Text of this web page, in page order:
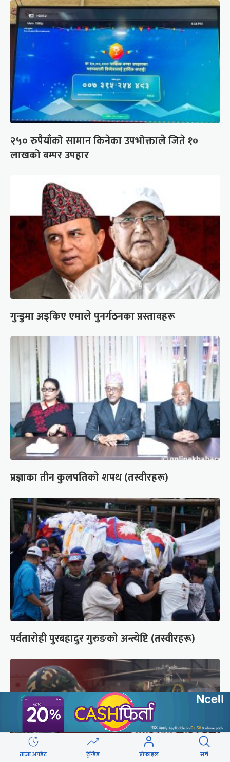
२५० रुपैयाँको सामान किनेका उपभोक्ताले जिते १०
लाखको बम्पर उपहार
गुन्डुमा अड्किए एमाले पुनर्गठनका प्रस्तावहरू
प्रज्ञाका तीन कुलपतिको शपथ (तस्वीरहरू)
पर्वतारोही पुरबहादुर गुरुङको अन्त्येष्टि (तस्वीरहरू)
ताजा अपडेट ट्रेन्डिङ प्रोफाइल सर्च